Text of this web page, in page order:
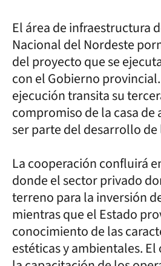
El área de infraestructura
Nacional del Nordeste
del proyecto que se
con el Gobierno
ejecución transita su
compromiso de la casa de
ser parte del desarrollo de
La cooperación confluirá
donde el sector privado
terreno para la inversión
mientras que el Estado
conocimiento de las
estéticas y ambientales.